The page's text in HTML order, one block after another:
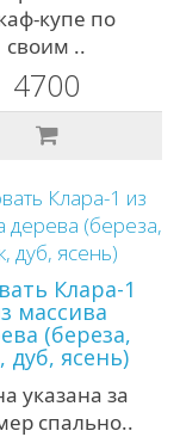
купе по
своим ..
4700
Клара-1
массива
(береза,
дуб, ясень)
указана за
спально..